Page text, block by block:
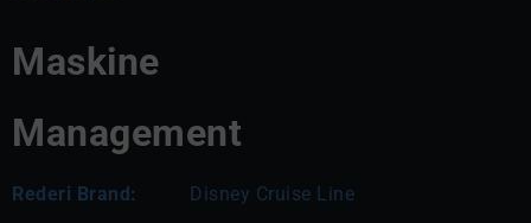
Maskine
Management
Rederi Brand: Disney Cruise Line